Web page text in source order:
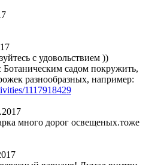
с удовольствием ))
садом покружить,
разнообразных, например:
1117918429
много дорог освещеных.тоже